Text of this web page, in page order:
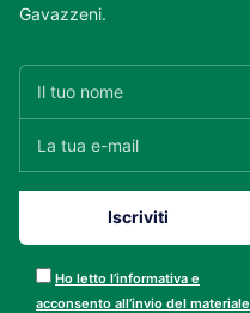
Gavazzeni.
Ho letto l’informativa e
acconsento all’invio del materiale